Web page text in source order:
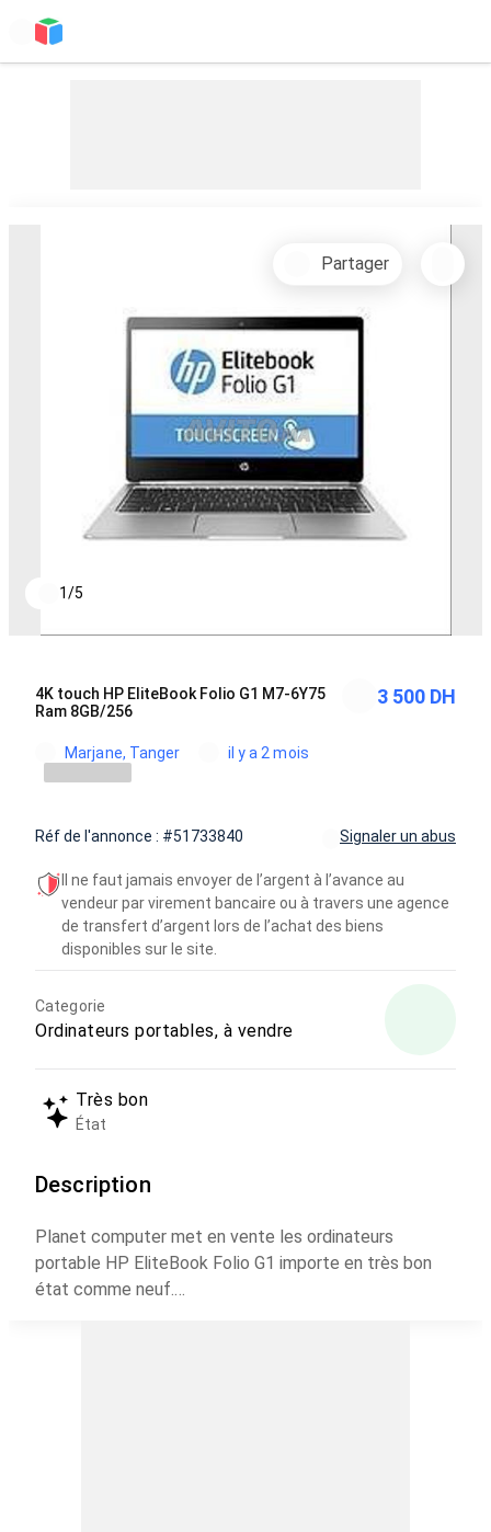
1/5
Partager
4K touch HP EliteBook Folio G1 M7-6Y75
Ram 8GB/256
3 500 DH
Marjane, Tanger il y a 2 mois
Réf de l'annonce : #51733840 Signaler un abus
Il ne faut jamais envoyer de l’argent à l’avance au
vendeur par virement bancaire ou à travers une agence
de transfert d’argent lors de l’achat des biens
disponibles sur le site.
Categorie
Ordinateurs portables, à vendre
Très bon
État
Description
Planet computer met en vente les ordinateurs
portable HP EliteBook Folio G1 importe en très bon
état comme neuf.